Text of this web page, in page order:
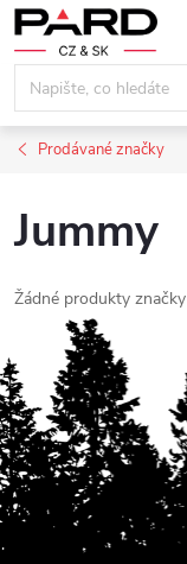
Přejít
na
obsah
Prodávané značky
Jummy
Žádné produkty značky